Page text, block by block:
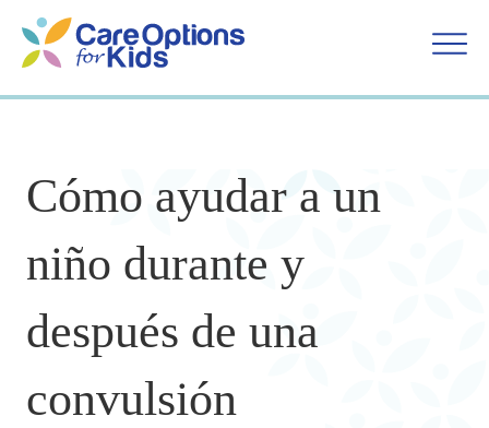
contenido
Cómo ayudar a un
niño durante y
después de una
convulsión